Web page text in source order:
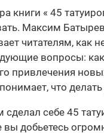
книги « 45
Максим
читателям, как
вопросы:
привлечения
что
себе 45
добьетесь